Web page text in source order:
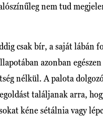
nem tud
csak bír, a saját lábán
azonban
nélkül. A palota
találjanak arra,
kéne sétálnia vagy